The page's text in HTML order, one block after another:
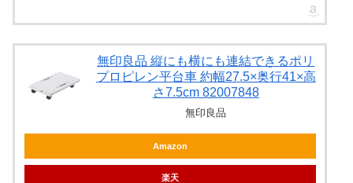
無印良品 縦にも横にも連結できるポリ
プロピレン平台車 約幅27.5×奥行41×高
さ7.5cm 82007848
無印良品
Amazon
楽天